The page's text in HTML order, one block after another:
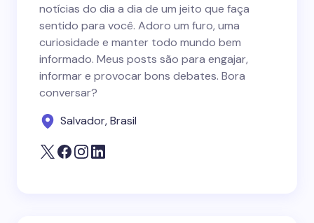
notícias do dia a dia de um jeito que faça
sentido para você. Adoro um furo, uma
curiosidade e manter todo mundo bem
informado. Meus posts são para engajar,
informar e provocar bons debates. Bora
conversar?
Salvador, Brasil